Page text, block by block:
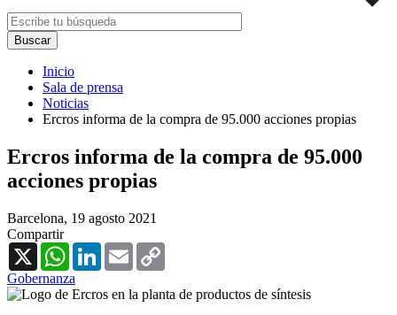
Inicio
Sala de prensa
Noticias
Ercros informa de la compra de 95.000 acciones propias
Ercros informa de la compra de 95.000
acciones propias
Barcelona, 19 agosto 2021
Compartir
X
WhatsAppLinkedInEmail
Gobernanza